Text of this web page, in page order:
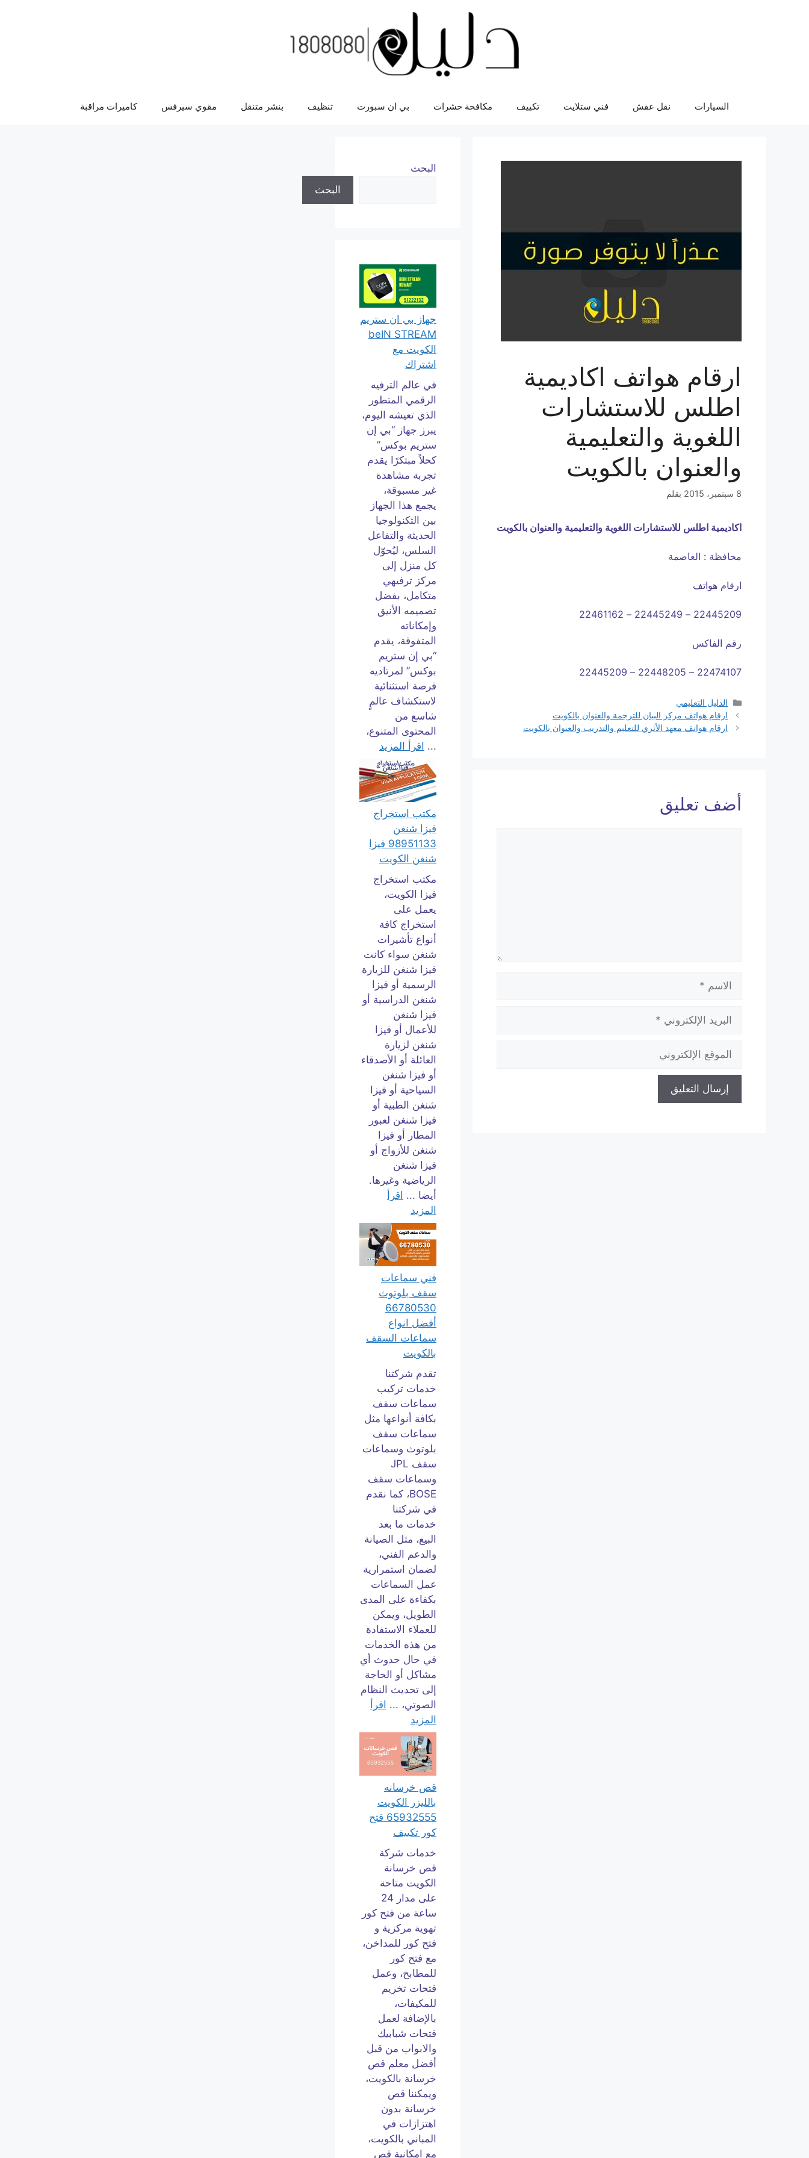
السيارات نقل عفش فني ستلايت تكييف مكافحة حشرات بي ان سبورت تنظيف بنشر متنقل مقوي سيرفس كاميرات مراقبة
ارقام هواتف اكاديمية
اطلس للاستشارات
اللغوية والتعليمية
والعنوان بالكويت
8 سبتمبر، 2015 بقلم
اكاديمية اطلس للاستشارات اللغوية والتعليمية والعنوان بالكويت
محافظة : العاصمة
ارقام هواتف
22445209 – 22445249 – 22461162
رقم الفاكس
22474107 – 22448205 – 22445209
التصنيفات
الدليل التعليمي
ارقام هواتف مركز البيان للترجمة والعنوان بالكويت
ارقام هواتف معهد الأثري للتعليم والتدريب والعنوان بالكويت
أضف تعليق
الاسم
البريد
الإلكتروني
الموقع
الإلكتروني
البحث
البحث
جهاز بي ان ستريم
beIN STREAM
الكويت مع
اشتراك
في عالم الترفيه
الرقمي المتطور
الذي تعيشه اليوم،
يبرز جهاز “بي إن
ستريم بوكس”
كحلاً مبتكرًا يقدم
تجربة مشاهدة
غير مسبوقة،
يجمع هذا الجهاز
بين التكنولوجيا
الحديثة والتفاعل
السلس، ليُحوّل
كل منزل إلى
مركز ترفيهي
متكامل، بفضل
تصميمه الأنيق
وإمكاناته
المتفوقة، يقدم
“بي إن ستريم
بوكس” لمرتاديه
فرصة استثنائية
لاستكشاف عالمٍ
شاسع من
المحتوى المتنوع،
... اقرأ المزيد
مكتب استخراج
فيزا شنغن
98951133 فيزا
شنغن الكويت
مكتب استخراج
فيزا الكويت،
يعمل على
استخراج كافة
أنواع تأشيرات
شنغن سواء كانت
فيزا شنغن للزيارة
الرسمية أو فيزا
شنغن الدراسية أو
فيزا شنغن
للأعمال أو فيزا
شنغن لزيارة
العائلة أو الأصدقاء
أو فيزا شنغن
السياحية أو فيزا
شنغن الطبية أو
فيزا شنغن لعبور
المطار أو فيزا
شنغن للأزواج أو
فيزا شنغن
الرياضية وغيرها.
أيضا ... اقرأ
المزيد
فني سماعات
سقف بلوتوث
66780530
أفضل انواع
سماعات السقف
بالكويت
تقدم شركتنا
خدمات تركيب
سماعات سقف
بكافة أنواعها مثل
سماعات سقف
بلوتوث وسماعات
سقف JPL
وسماعات سقف
BOSE، كما نقدم
في شركتنا
خدمات ما بعد
البيع، مثل الصيانة
والدعم الفني،
لضمان استمرارية
عمل السماعات
بكفاءة على المدى
الطويل، ويمكن
للعملاء الاستفادة
من هذه الخدمات
في حال حدوث أي
مشاكل أو الحاجة
إلى تحديث النظام
الصوتي، ... اقرأ
المزيد
قص خرسانه
بالليزر الكويت
65932555 فتح
كور تكييف
خدمات شركة
قص خرسانة
الكويت متاحة
على مدار 24
ساعة من فتح كور
تهوية مركزية و
فتح كور للمداخن،
مع فتح كور
للمطابخ، وعمل
فتحات تخريم
للمكيفات،
بالإضافة لعمل
فتحات شبابيك
والابواب من قبل
أفضل معلم قص
خرسانة بالكويت،
ويمكننا قص
خرسانة بدون
اهتزازات في
المباني بالكويت،
مع امكانية قص